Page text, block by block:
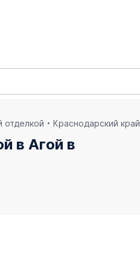
отделкой Краснодарский край
в Агой в